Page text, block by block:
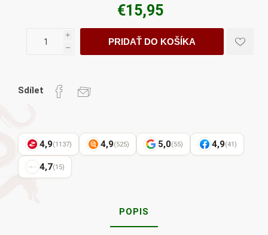
€15,95
i
h
PRIDAŤ DO KOŠÍKA
Sdílet
4,9(1137) 4,9(525) 5,0(55) 4,9(41)
4,7(15)
POPIS